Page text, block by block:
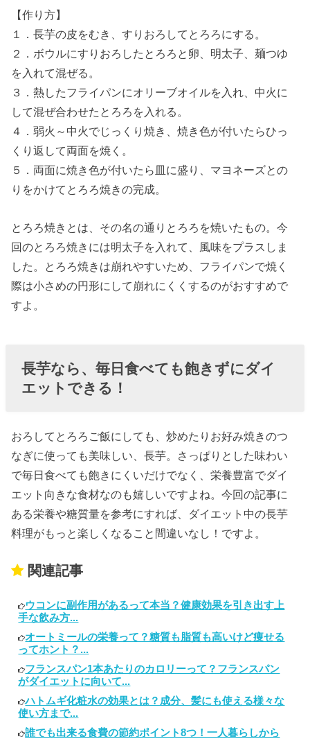
【作り方】
１．長芋の皮をむき、すりおろしてとろろにする。
２．ボウルにすりおろしたとろろと卵、明太子、麺つゆ
を入れて混ぜる。
３．熱したフライパンにオリーブオイルを入れ、中火に
して混ぜ合わせたとろろを入れる。
４．弱火～中火でじっくり焼き、焼き色が付いたらひっ
くり返して両面を焼く。
５．両面に焼き色が付いたら皿に盛り、マヨネーズとの
りをかけてとろろ焼きの完成。
とろろ焼きとは、その名の通りとろろを焼いたもの。今
回のとろろ焼きには明太子を入れて、風味をプラスしま
した。とろろ焼きは崩れやすいため、フライパンで焼く
際は小さめの円形にして崩れにくくするのがおすすめで
すよ。
長芋なら、毎日食べても飽きずにダイ
エットできる！
おろしてとろろご飯にしても、炒めたりお好み焼きのつ
なぎに使っても美味しい、長芋。さっぱりとした味わい
で毎日食べても飽きにくいだけでなく、栄養豊富でダイ
エット向きな食材なのも嬉しいですよね。今回の記事に
ある栄養や糖質量を参考にすれば、ダイエット中の長芋
料理がもっと楽しくなること間違いなし！ですよ。
関連記事
ウコンに副作用があるって本当？健康効果を引き出す上
手な飲み方...
オートミールの栄養って？糖質も脂質も高いけど痩せる
ってホント？...
フランスパン1本あたりのカロリーって？フランスパン
がダイエットに向いて...
ハトムギ化粧水の効果とは？成分、髪にも使える様々な
使い方まで...
誰でも出来る食費の節約ポイント8つ！一人暮らしから